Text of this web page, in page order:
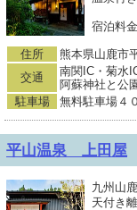
宿泊料金
住所
熊本県山鹿市
交通
南関IC・菊水
阿蘇神社と公
駐車場
無料駐車場
平山温泉 上田屋
九州山
天付き